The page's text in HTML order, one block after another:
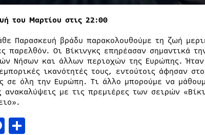
του Μαρτίου στις 22:00
Παρασκευή βράδυ παρακολουθούμε τη ζωή
παρελθόν. Οι Βίκινγκς επηρέασαν σημαντικά
Νήσων και άλλων περιοχών της Ευρώπης. Ήταν
ικανότητές τους, εντούτοις άφησαν
σε όλη την Ευρώπη. Τι άλλο μπορούμε να
ανακαλύψεις με τις πρεμιέρες των σειρών
Messenger
Μοιραστείτε